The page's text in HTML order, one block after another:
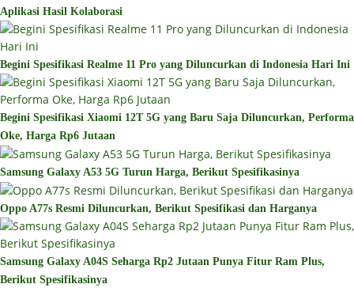
Aplikasi Hasil Kolaborasi
Begini Spesifikasi Realme 11 Pro yang Diluncurkan di Indonesia Hari Ini
Begini Spesifikasi Xiaomi 12T 5G yang Baru Saja Diluncurkan, Performa
Oke, Harga Rp6 Jutaan
Samsung Galaxy A53 5G Turun Harga, Berikut Spesifikasinya
Oppo A77s Resmi Diluncurkan, Berikut Spesifikasi dan Harganya
Samsung Galaxy A04S Seharga Rp2 Jutaan Punya Fitur Ram Plus,
Berikut Spesifikasinya